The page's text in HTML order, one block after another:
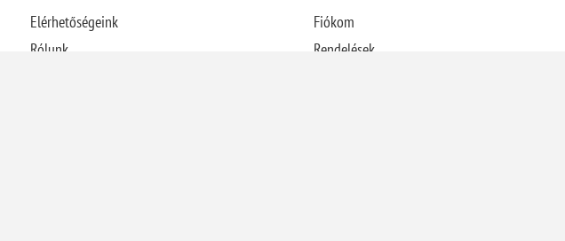
Elérhetőségeink
Rólunk
Fiókom
Rendelések